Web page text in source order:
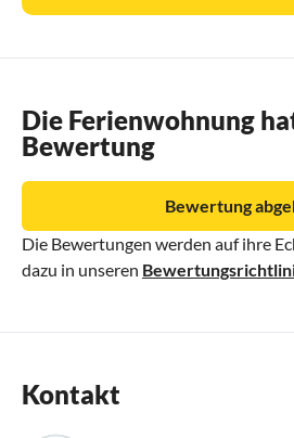
Die Ferienwohnung
Bewertung
Die Bewertungen werden auf ihre
dazu in unseren
Bewertung
Kontakt